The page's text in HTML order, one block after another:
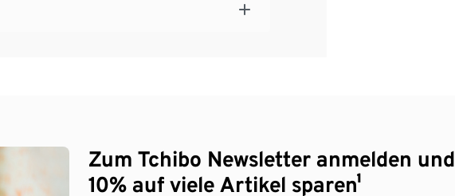
Zum Tchibo Newsletter anmelden und
10% auf viele Artikel sparen¹